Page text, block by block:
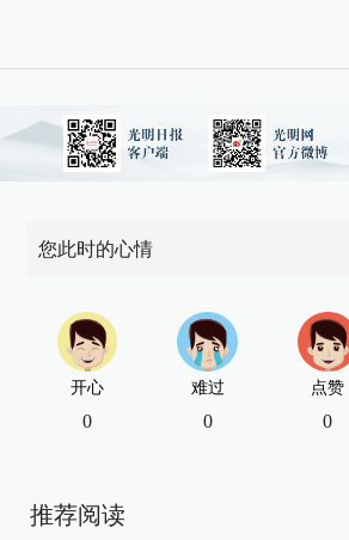
您此时的心情
开心
0
难过
0
点赞
0
推荐阅读